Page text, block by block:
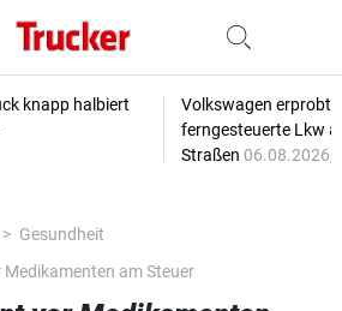
knapp halbiert
Volkswagen erprobt
ferngesteuerte Lkw
Straßen 06.08.2026,
Gesundheit
am Steuer